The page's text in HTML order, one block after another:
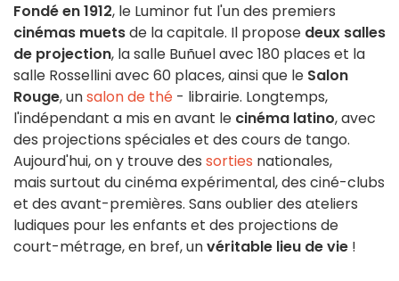
Fondé en 1912, le Luminor fut l'un des premiers
cinémas muetsde la capitale. Il propose deux salles
de projection, la salle Buñuel avec 180 places et la
salle Rossellini avec 60 places, ainsi que le Salon
Rouge, unsalon de thé - librairie. Longtemps,
l'indépendant a mis en avant le cinéma latino, avec
des projections spéciales et des cours de tango.
Aujourd'hui, on y trouve des sorties nationales,
mais surtout du cinéma expérimental, des ciné-clubs
et des avant-premières. Sans oublier des ateliers
ludiques pour les enfants et des projections de
court-métrage, en bref, unvéritable lieu de vie !